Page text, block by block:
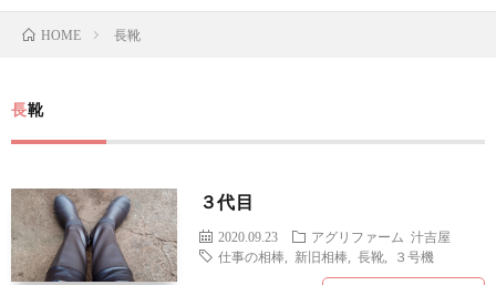
HOME 長靴
長靴
３代目
2020.09.23 アグリファーム
汁吉屋
仕事の相棒
新旧相棒 長靴 ３号機